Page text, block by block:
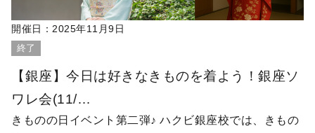
開催日： 2025年11月9日
終了
【銀座】今日は好きなきものを着よう！銀座ソ
ワレ会(11/…
きものの日イベント第二弾♪ ハクビ銀座校では、きもの